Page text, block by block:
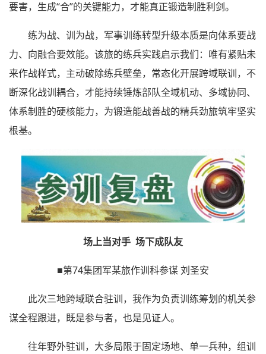
要害，生成“合”的关键能力，才能真正锻造制胜利剑。
练为战、训为战，军事训练转型升级本质是向体系要战
力、向融合要效能。该旅的练兵实践启示我们：唯有紧贴未
来作战样式，主动破除练兵壁垒，常态化开展跨域联训，不
断深化战训耦合，才能持续锤炼部队全域机动、多域协同、
体系制胜的硬核能力，为锻造能战善战的精兵劲旅筑牢坚实
根基。
场上当对手 场下成队友
■第74集团军某旅作训科参谋 刘圣安
此次三地跨域联合驻训，我作为负责训练筹划的机关参
谋全程跟进，既是参与者，也是见证人。
往年野外驻训，大多局限于固定场地、单一兵种，组训